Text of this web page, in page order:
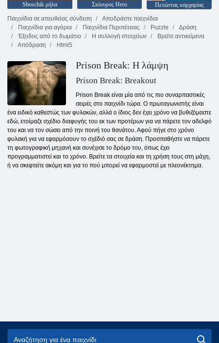
Sboschik μήλα Σκίουρος Hero
Πετώντας καρχαρίας
Παιχνίδια σε απευθείας σύνδεση
Αποδράστε παιχνίδια
Παιχνίδια για αγόρια
Παιχνίδια Περιπέτειας Puzzle
Δράση
Έξοδος από το δωμάτιο
Η συλλογή στοιχείων
Βρείτε αντικείμενα
Απόδραση
Html5
Prison Break: Η λάμψη
Prison Break: Breakout
Prison Break είναι μία από τις πιο συναρπαστικές
σειρές στο παιχνίδι τώρα. Ο πρωταγωνιστής είναι
ένα ειδικό καθεστώς των φυλακών, αλλά ο ίδιος δεν έχει χρόνο να βυθιζόμαστε
εδώ, ετοίμαζε σχέδιο διαφυγής του εκ των προτέρων για να πάρετε τον αδελφό
του και να τον σώσει από την ποινή του θανάτου. Αφού πήγε στο χρόνο
φυλακή για να εφαρμόσουν το σχέδιό σας σε δράση. Προσπαθήστε να πάρετε
τη φωτογραφική μηχανή και συνέχισε το δρόμο του, όπως έχει
προγραμματιστεί και το χρόνο. Βρείτε τα στοιχεία και τη χρήση τους στη μάχη,
ή να σκεφτείτε ακόμη και για το πού μπορεί να εφαρμοστεί με πλεονέκτημα.